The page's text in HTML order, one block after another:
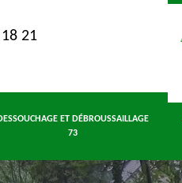
21
ET DÉBROUSSAILLAGE
73